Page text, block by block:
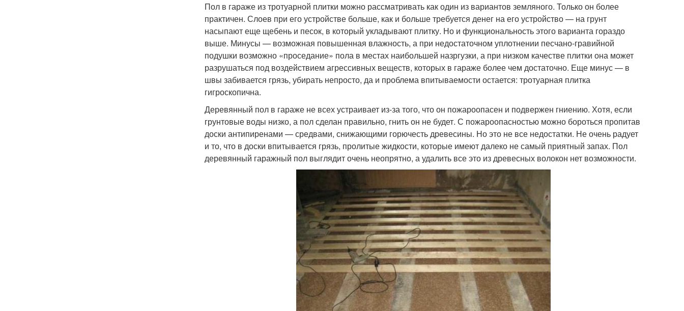
Пол в гараже из тротуарной плитки можно рассматривать как один из вариантов земляного. Только он более
практичен. Слоев при его устройстве больше, как и больше требуется денег на его устройство — на грунт
насыпают еще щебень и песок, в который укладывают плитку. Но и функциональность этого варианта гораздо
выше. Минусы — возможная повышенная влажность, а при недостаточном уплотнении песчано-гравийной
подушки возможно «проседание» пола в местах наибольшей назргузки, а при низком качестве плитки она может
разрушаться под воздействием агрессивных веществ, которых в гараже более чем достаточно. Еще минус — в
швы забивается грязь, убирать непросто, да и проблема впитываемости остается: тротуарная плитка
гигроскопична.
Деревянный пол в гараже не всех устраивает из-за того, что он пожароопасен и подвержен гниению. Хотя, если
грунтовые воды низко, а пол сделан правильно, гнить он не будет. С пожароопасностью можно бороться пропитав
доски антипиренами — средвами, снижающими горючесть древесины. Но это не все недостатки. Не очень радует
и то, что в доски впитывается грязь, пролитые жидкости, которые имеют далеко не самый приятный запах. Пол
деревянный гаражный пол выглядит очень неопрятно, а удалить все это из древесных волокон нет возможности.